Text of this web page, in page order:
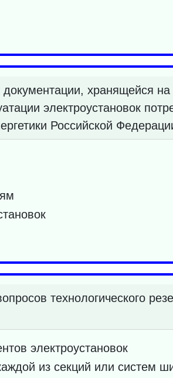
хранящейся
электроустановок
Российской
технологического
электроустановок
из секций или систем